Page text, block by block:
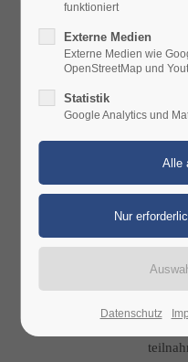
06.
Eines
viele
funktioniert
Externe Medien
Externe Medien wie
OpenStreetMap und
Statistik
Google Analytics und
Datenschutz